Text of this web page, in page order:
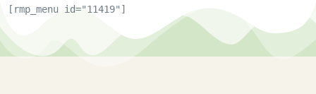
[rmp_menu id="11419"]